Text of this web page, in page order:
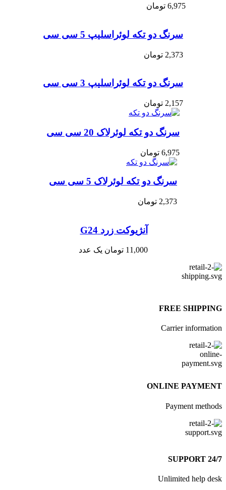
6,975 تومان
سرنگ دو تکه لوئراسلیپ 5 سی سی
2,373 تومان
سرنگ دو تکه لوئراسلیپ 3 سی سی
2,157 تومان
سرنگ دو تکه لوئرلاک 20 سی سی
6,975 تومان
سرنگ دو تکه لوئرلاک 5 سی سی
2,373 تومان
آنژیوکت زرد G24
11,000 تومان یک عدد
FREE
Carrier
ONLINE
Payment
24/7
Unlimited help